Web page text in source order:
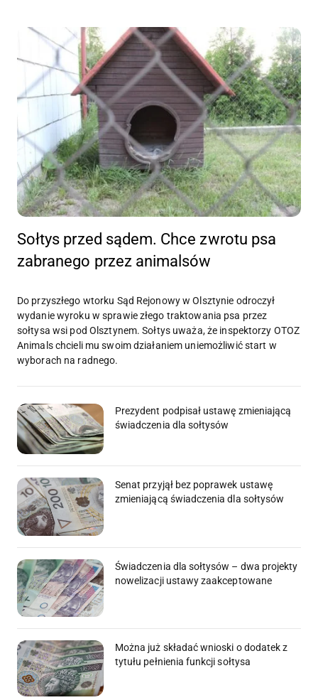
Sołtys przed sądem. Chce zwrotu psa
zabranego przez animalsów
Do przyszłego wtorku Sąd Rejonowy w Olsztynie odroczył
wydanie wyroku w sprawie złego traktowania psa przez
sołtysa wsi pod Olsztynem. Sołtys uważa, że inspektorzy OTOZ
Animals chcieli mu swoim działaniem uniemożliwić start w
wyborach na radnego.
Prezydent podpisał ustawę zmieniającą
świadczenia dla sołtysów
Senat przyjął bez poprawek ustawę
zmieniającą świadczenia dla sołtysów
Świadczenia dla sołtysów – dwa projekty
nowelizacji ustawy zaakceptowane
Można już składać wnioski o dodatek z
tytułu pełnienia funkcji sołtysa